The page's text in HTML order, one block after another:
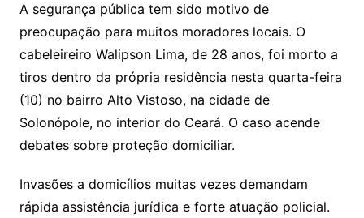
A segurança pública tem sido motivo de
preocupação para muitos moradores locais. O
cabeleireiro Walipson Lima, de 28 anos, foi morto a
tiros dentro da própria residência nesta quarta-feira
(10) no bairro Alto Vistoso, na cidade de
Solonópole, no interior do Ceará. O caso acende
debates sobre proteção domiciliar.
Invasões a domicílios muitas vezes demandam
rápida assistência jurídica e forte atuação policial.